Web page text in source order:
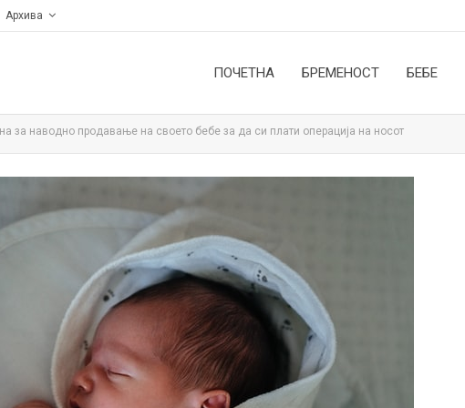
Архива
ПОЧЕТНА БРЕМЕНОСТ БЕБЕ
за наводно продавање на своето бебе за да си плати операција на носот